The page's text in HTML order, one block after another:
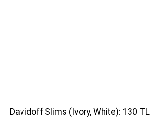
Davidoff Slims (Ivory, White): 130 TL